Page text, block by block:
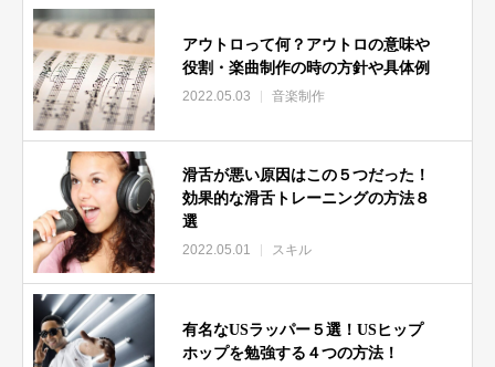
アウトロって何？アウトロの意味や
役割・楽曲制作の時の方針や具体例
2022.05.03 音楽制作
滑舌が悪い原因はこの５つだった！
効果的な滑舌トレーニングの方法８
選
2022.05.01 スキル
有名なUSラッパー５選！USヒップ
ホップを勉強する４つの方法！